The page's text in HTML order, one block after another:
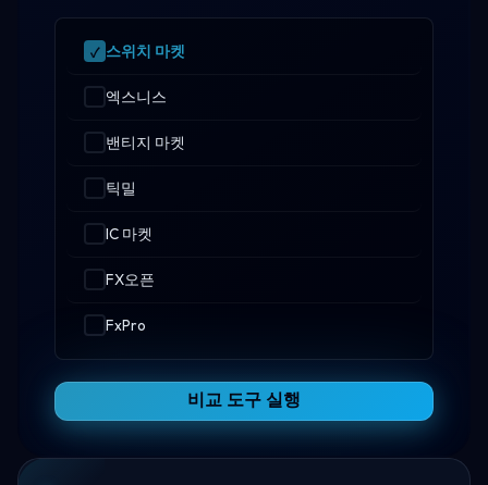
스위치 마켓
엑스니스
밴티지 마켓
틱밀
IC 마켓
FX오픈
FxPro
비교 도구 실행